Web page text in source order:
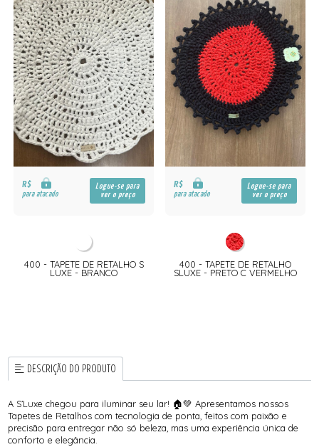
R$
para atacado
Logue-se para
ver o preço
400 - TAPETE DE RETALHO S
LUXE - BRANCO
R$
para atacado
Logue-se para
ver o preço
400 - TAPETE DE RETALHO
SLUXE - PRETO C VERMELHO
DESCRIÇÃO DO PRODUTO
A S’Luxe chegou para iluminar seu lar! 🏠💚 Apresentamos nossos
Tapetes de Retalhos com tecnologia de ponta, feitos com paixão e
precisão para entregar não só beleza, mas uma experiência única de
conforto e elegância.